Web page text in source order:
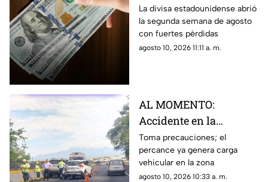
este inicio de semana;
estoy cuesta HOY 10 de
agosto
La divisa estadounidense abrió
la segunda semana de agosto
con fuertes pérdidas
agosto 10, 2026 11:11 a. m.
AL MOMENTO:
Accidente en la
Cuernavaca-Acapulco
provoca cierre parcial
HOY 10 de agosto
Toma precauciones; el
percance ya genera carga
vehicular en la zona
agosto 10, 2026 10:33 a. m.